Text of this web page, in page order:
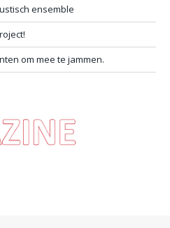
ensemble
om mee te jammen.